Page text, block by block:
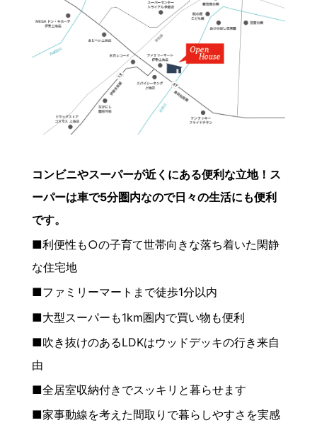
コンビニやスーパーが近くにある便利な立地！ス
ーパーは車で5分圏内なので日々の生活にも便利
です。
■利便性も○の子育て世帯向きな落ち着いた閑静
な住宅地
■ファミリーマートまで徒歩1分以内
■大型スーパーも1km圏内で買い物も便利
■吹き抜けのあるLDKはウッドデッキの行き来自
由
■全居室収納付きでスッキリと暮らせます
■家事動線を考えた間取りで暮らしやすさを実感